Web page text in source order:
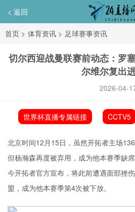
< 返回
首页 > 体育资讯 > 足球赛事资讯
切尔西迎战曼联赛前动态：罗
尔维尔复出
2026-04-
世界杯直播专属链接 CCTV5
北京时间12月15日，虽然开拓者主场
但杨瀚森再度被弃用，成为他本赛季缺
今开拓者官方宣布，将此前遭遇面部挫
盟，成为他本赛季第4次被下放。